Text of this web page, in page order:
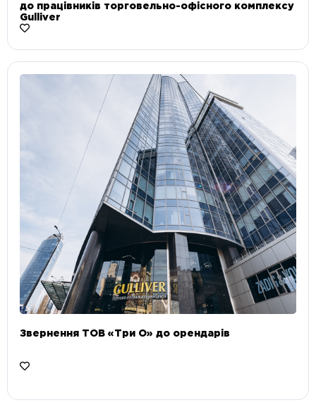
до працівників торговельно-офісного комплексу
Gulliver
Звернення ТОВ «Три О» до орендарів